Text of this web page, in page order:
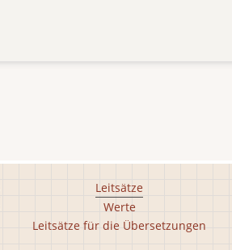
Leitsätze
Werte
Leitsätze für die Übersetzungen